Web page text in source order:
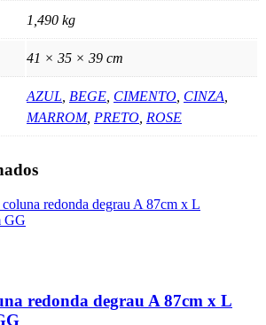
1,490 kg
41 × 35 × 39 cm
AZUL BEGE CIMENTO CINZA
MARROM, PRETO ROSE
redonda degrau A 87cm x L